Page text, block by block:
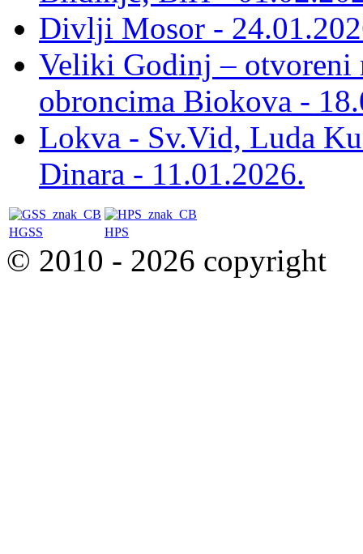
Divlji Mosor -
Veliki Godinj – otvoreni
obroncima Biokova -
Lokva - Sv.Vid, Luda
Dinara - 11.01.2026.
HGSS HPS
© 2010 - 2026 copyright